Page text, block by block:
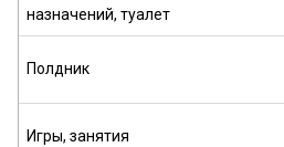
назначений, туалет
Полдник
Игры, занятия